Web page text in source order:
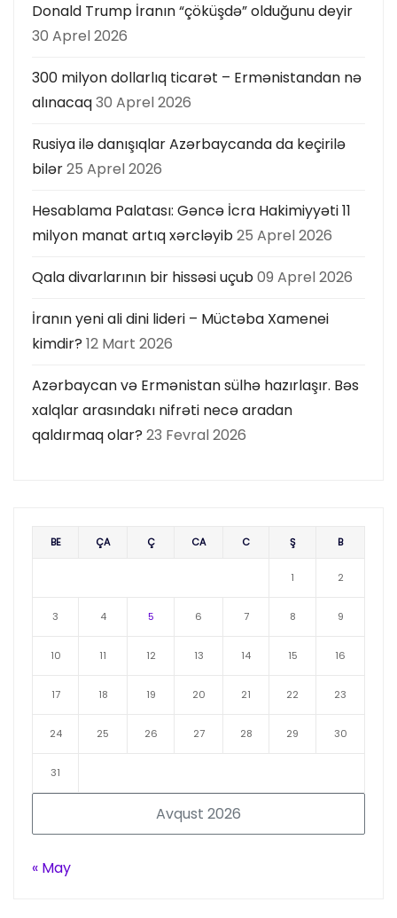
Donald Trump İranın “çöküşdə” olduğunu deyir
30 Aprel 2026
300 milyon dollarlıq ticarət – Ermənistandan nə
alınacaq30 Aprel 2026
Rusiya ilə danışıqlar Azərbaycanda da keçirilə
bilər25 Aprel 2026
Hesablama Palatası: Gəncə İcra Hakimiyyəti 11
milyon manat artıq xərcləyib25 Aprel 2026
Qala divarlarının bir hissəsi uçub09 Aprel 2026
İranın yeni ali dini lideri – Müctəba Xamenei
kimdir? 12 Mart 2026
Azərbaycan və Ermənistan sülhə hazırlaşır. Bəs
xalqlar arasındakı nifrəti necə aradan
qaldırmaq olar? 23 Fevral 2026
Avqust 2026
BE ÇA Ç CA C Ş B
1 2
3 4 5 6 7 8 9
10 11 12 13 14 15 16
17 18 19 20 21 22 23
24 25 26 27 28 29 30
31
« May